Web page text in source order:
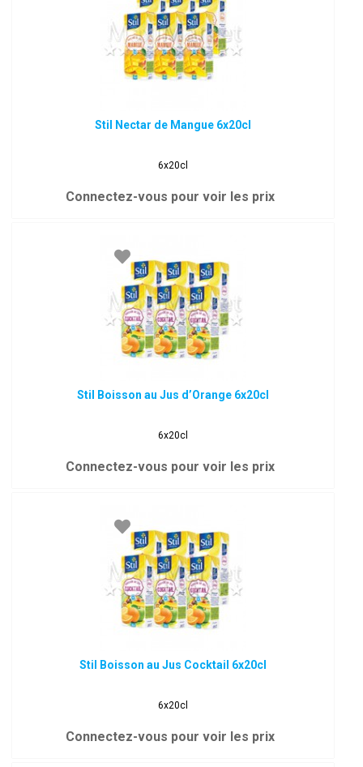
Stil Nectar de Mangue 6x20cl
6x20cl
Connectez-vous pour voir les prix
Stil Boisson au Jus d’Orange 6x20cl
6x20cl
Connectez-vous pour voir les prix
Stil Boisson au Jus Cocktail 6x20cl
6x20cl
Connectez-vous pour voir les prix